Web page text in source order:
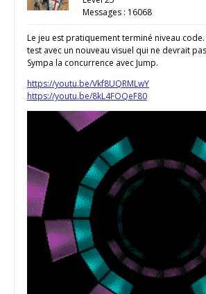
Messages : 16068
Le jeu est pratiquement terminé niveau
test avec un nouveau visuel qui ne devrait
Sympa la concurrence avec Jump.
https://youtu.be/Vkf8UQRMLwY
https://youtu.be/8kL4FOQeF80